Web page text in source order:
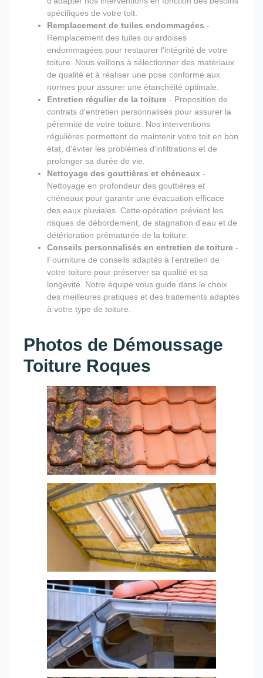
spécifiques de votre toit.
Remplacement de tuiles endommagées -
Remplacement des tuiles ou ardoises
endommagées pour restaurer l'intégrité de votre
toiture. Nous veillons à sélectionner des matériaux
de qualité et à réaliser une pose conforme aux
normes pour assurer une étanchéité optimale.
Entretien régulier de la toiture - Proposition de
contrats d'entretien personnalisés pour assurer la
pérennité de votre toiture. Nos interventions
régulières permettent de maintenir votre toit en bon
état, d'éviter les problèmes d'infiltrations et de
prolonger sa durée de vie.
Nettoyage des gouttières et chéneaux -
Nettoyage en profondeur des gouttières et
chéneaux pour garantir une évacuation efficace
des eaux pluviales. Cette opération prévient les
risques de débordement, de stagnation d'eau et de
détérioration prématurée de la toiture.
Conseils personnalisés en entretien de toiture -
Fourniture de conseils adaptés à l'entretien de
votre toiture pour préserver sa qualité et sa
longévité. Notre équipe vous guide dans le choix
des meilleures pratiques et des traitements adaptés
à votre type de toiture.
Photos de Démoussage
Toiture Roques